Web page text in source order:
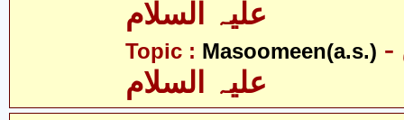
Topic : Masoomeen(a.s.) - معصومین
علیہ السلام